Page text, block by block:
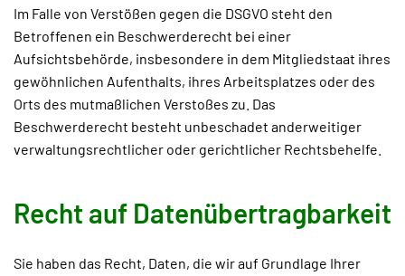
Im Falle von Verstößen gegen die DSGVO steht den
Betroffenen ein Beschwerderecht bei einer
Aufsichtsbehörde, insbesondere in dem Mitgliedstaat ihres
gewöhnlichen Aufenthalts, ihres Arbeitsplatzes oder des
Orts des mutmaßlichen Verstoßes zu. Das
Beschwerderecht besteht unbeschadet anderweitiger
verwaltungsrechtlicher oder gerichtlicher Rechtsbehelfe.
Recht auf Daten­übertrag­barkeit
Sie haben das Recht, Daten, die wir auf Grundlage Ihrer